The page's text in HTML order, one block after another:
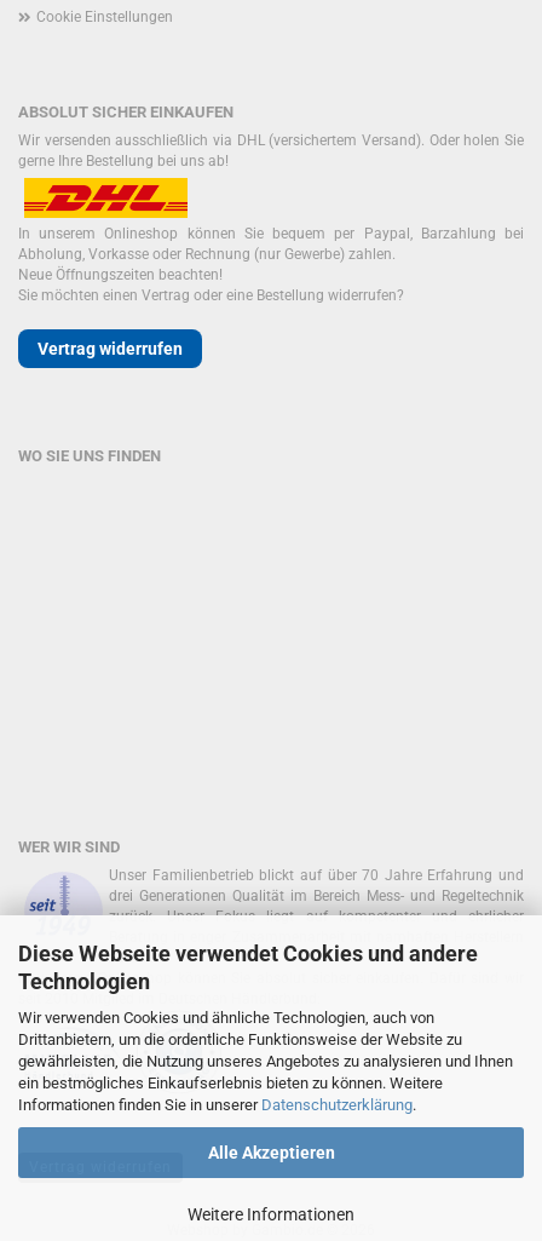
Diese Webseite verwendet Cookies und andere
Technologien
Wir verwenden Cookies und ähnliche Technologien, auch von
Drittanbietern, um die ordentliche Funktionsweise der Website zu
gewährleisten, die Nutzung unseres Angebotes zu analysieren und Ihnen
ein bestmögliches Einkaufserlebnis bieten zu können. Weitere
Informationen finden Sie in unserer Datenschutzerklärung.
Alle Akzeptieren
Weitere Informationen
Cookie Einstellungen
ABSOLUT SICHER EINKAUFEN
Wir versenden ausschließlich via DHL (versichertem Versand). Oder holen Sie
gerne Ihre Bestellung bei uns ab!
In unserem Onlineshop können Sie bequem per Paypal, Barzahlung bei
Abholung, Vorkasse oder Rechnung (nur Gewerbe) zahlen.
Neue Öffnungszeiten beachten!
Sie möchten einen Vertrag oder eine Bestellung widerrufen?
Vertrag widerrufen
WO SIE UNS FINDEN
WER WIR SIND
Unser Familienbetrieb blickt auf über 70 Jahre Erfahrung und
drei Generationen Qualität im Bereich Mess- und Regeltechnik
zurück. Unser Fokus liegt auf kompetenter und ehrlicher
zurück!
In unserem Onlineshop können Sie absolut sicher einkaufen. Dafür sind wir
seit 2010 Mitglied im Deutschen Händlerbund: